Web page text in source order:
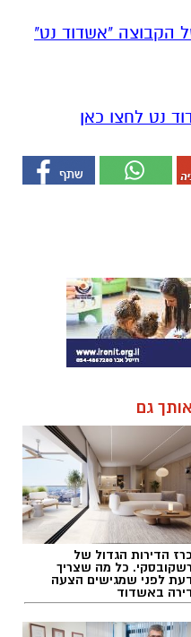
הקבוצה "אשדוד נט"
נט לחצו כאן
אותך גם
הדירות הגדול של
כל מה שצריך
לפני שמגישים הצעה
באשדוד